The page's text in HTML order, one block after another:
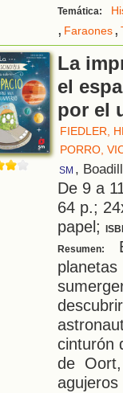
Temática:
, Faraones,
La
el
por el
FIEDLER,
PORRO,
SM ,
De 9 a
64 p.;
papel;
Resumen:
cinturón
de